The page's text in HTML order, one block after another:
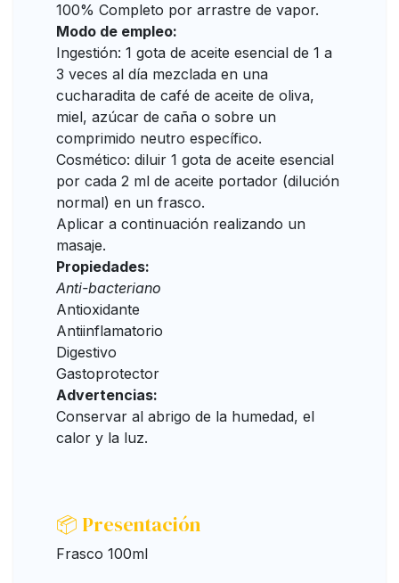
100% Completo por arrastre de vapor.
Modo de empleo:
Ingestión: 1 gota de aceite esencial de 1 a
3 veces al día mezclada en una
cucharadita de café de aceite de oliva,
miel, azúcar de caña o sobre un
comprimido neutro específico.
Cosmético: diluir 1 gota de aceite esencial
por cada 2 ml de aceite portador (dilución
normal) en un frasco.
Aplicar a continuación realizando un
masaje.
Propiedades:
Anti-bacteriano
Antioxidante
Antiinflamatorio
Digestivo
Gastoprotector
Advertencias:
Conservar al abrigo de la humedad, el
calor y la luz.
📦 Presentación
Frasco 100ml